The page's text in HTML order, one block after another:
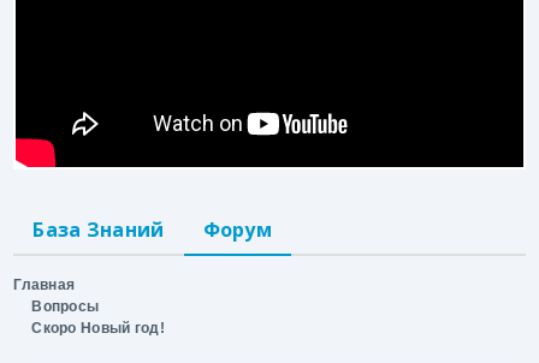
База Знаний Форум
Главная
Вопросы
Скоро Новый год!